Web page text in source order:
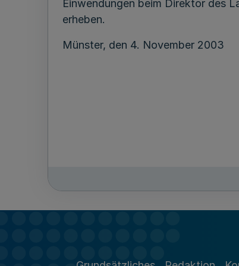
Einwendungen beim Direktor des
erheben.
Münster, den 4. November 2003